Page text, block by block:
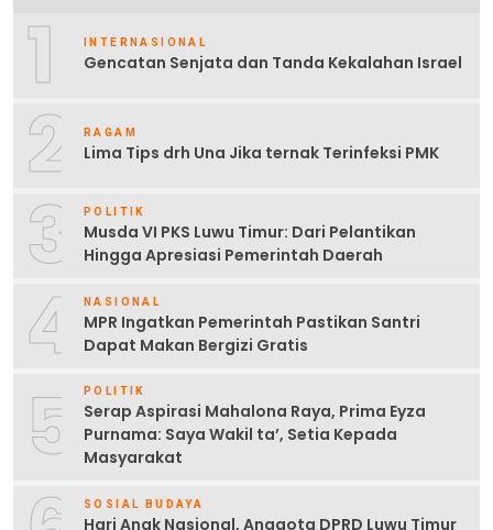
1 INTERNASIONAL
Gencatan Senjata dan Tanda Kekalahan Israel
2 RAGAM
Lima Tips drh Una Jika ternak Terinfeksi PMK
3 POLITIK
Musda VI PKS Luwu Timur: Dari Pelantikan
Hingga Apresiasi Pemerintah Daerah
4 NASIONAL
MPR Ingatkan Pemerintah Pastikan Santri
Dapat Makan Bergizi Gratis
5 POLITIK
Serap Aspirasi Mahalona Raya, Prima Eyza
Purnama: Saya Wakil ta’, Setia Kepada
Masyarakat
SOSIAL BUDAYA
Hari Anak Nasional, Anggota DPRD Luwu Timur